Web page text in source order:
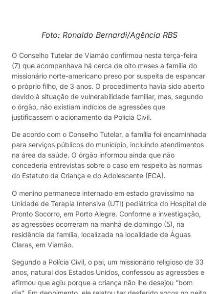
Foto: Ronaldo Bernardi/Agência RBS
O Conselho Tutelar de Viamão confirmou nesta terça-feira
(7) que acompanhava há cerca de oito meses a família do
missionário norte-americano preso por suspeita de espancar
o próprio filho, de 3 anos. O procedimento havia sido aberto
devido à situação de vulnerabilidade familiar, mas, segundo
o órgão, não existiam indícios de agressões que
justificassem o acionamento da Polícia Civil.
De acordo com o Conselho Tutelar, a família foi encaminhada
para serviços públicos do município, incluindo atendimentos
na área da saúde. O órgão informou ainda que não
concederia entrevistas sobre o caso em respeito às normas
do Estatuto da Criança e do Adolescente (ECA).
O menino permanece internado em estado gravíssimo na
Unidade de Terapia Intensiva (UTI) pediátrica do Hospital de
Pronto Socorro, em Porto Alegre. Conforme a investigação,
as agressões ocorreram na manhã de domingo (5), na
residência da família, localizada na localidade de Águas
Claras, em Viamão.
Segundo a Polícia Civil, o pai, um missionário religioso de 33
anos, natural dos Estados Unidos, confessou as agressões e
afirmou que agiu porque a criança não lhe desejou “bom